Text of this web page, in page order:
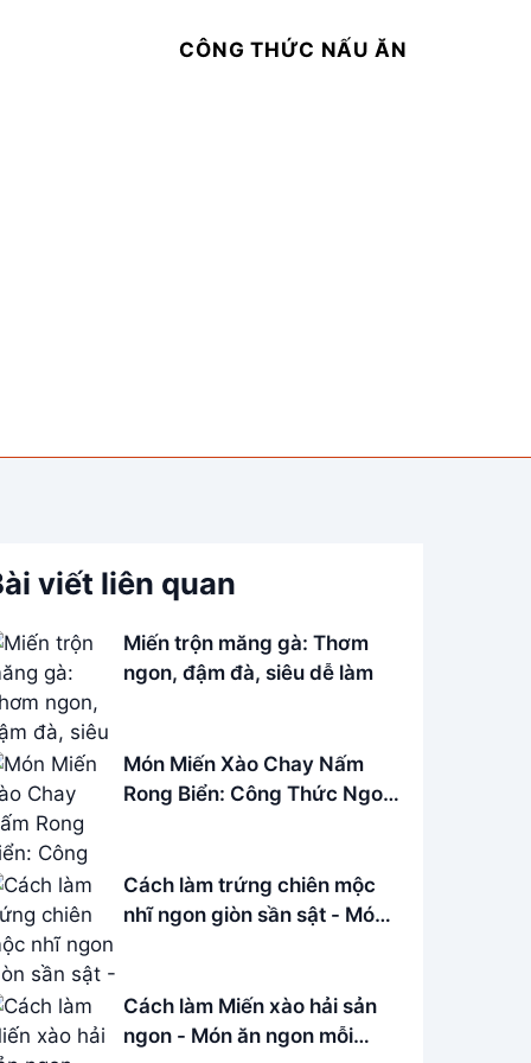
CÔNG THỨC NẤU ĂN
viết liên quan
Miến trộn măng gà: Thơm
ngon, đậm đà, siêu dễ làm
Món Miến Xào Chay Nấm
Rong Biển: Công Thức Ngon,
Cách làm trứng chiên mộc
nhĩ ngon giòn sần sật - Món
Cách làm Miến xào hải sản
ngon - Món ăn ngon mỗi